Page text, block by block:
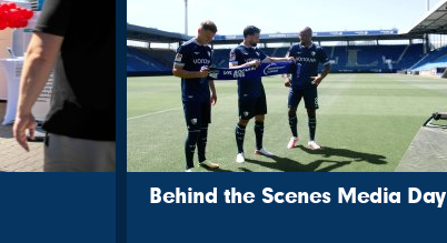
Behind the Scenes Media Day